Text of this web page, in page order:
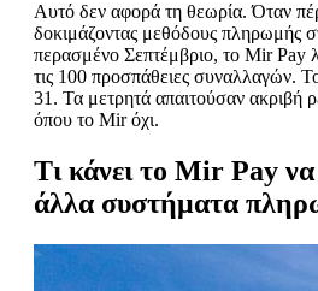
Αυτό δεν αφορά τη θεωρία. Όταν
δοκιμάζοντας μεθόδους πληρωμής
περασμένο Σεπτέμβριο, το Mir Pay
τις 100 προσπάθειες συναλλαγών.
31. Τα μετρητά απαιτούσαν ακριβή
όπου το Mir όχι.
Τι κάνει το Mir Pay να
άλλα συστήματα